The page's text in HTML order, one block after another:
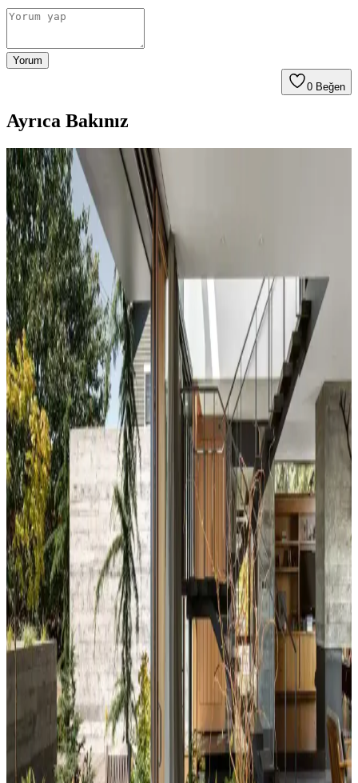
Yorum
0 Beğen
Ayrıca Bakınız
Koltuk ve Aksesuar Sandalyelerde Renk Uyumu ve
Dekorasyonda Görsel Denge Sağlama Yöntemleri
Koltuk ve aksesuar sandalyelerde renk uyumsuzluğu görsel rekabete
yol açabilir. Halı, perde, yastık ve mobilya yerleşimi ile renkler
dengelenerek mekanın estetik bütünlüğü sağlanır.
Duvar Rengiyle Uyumlu Perde Seçimi: Yeşil,
Turuncu ve Kahverenginin Mekâna Etkisi
Duvar rengine uyumlu perde seçimi, mekânın atmosferini belirler.
Yeşil tonlar doğal sakinlik sunarken, turuncu ve kahverengi sıcaklık
katar. Kalın keten ve karartma perdeler ışık kontrolünde avantaj
sağlar.
Yatak Odası Duvar Rengi Seçiminde Işık ve
Tonların Önemi ve Etkileri
Yatak odası duvar renginin seçimi, ışık koşulları, zemin ve pencere
yerleşimi gibi faktörlerle uyumlu olmalıdır. Sıcak-soğuk kahverengi
ve yeşil tonları farklı atmosferler yaratır. Renk örnekleri farklı ışık
koşullarında test edilmelidir.
Kahvaltı Köşeleri İçin Sandalye Seçenekleri ve
Dekorasyon İpuçları
Kahvaltı köşelerinde ahşap ve sentetik deri sandalyeler, dayanıklılık
ve temizlik kolaylığı sunar. Minder ve özel tasarım halılarla konfor
ve estetik dengelenir, mekanın atmosferi güçlenir.
Perde Rengine Uyumlu Nevresim Seçimi: Renk ve
Desenlerle Dekorasyonda Denge Sağlama
Perde ve nevresim uyumu, krem ve magnolia tonlarındaki odalarda
mekanın estetiğini artırır. Kırmızı, kahverengi ve turuncu tonlarıyla
uyumlu renk ve desen önerileri sunulmaktadır.
Ev Dekorasyonunda Denge ve Fonksiyonellik: Renk
Uyumu, Mobilya Yerleşimi ve Estetik İncelemesi